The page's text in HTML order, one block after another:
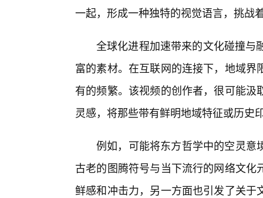
一起，形成一种独特的视觉语言，挑战
全球化进程加速带来的文化碰撞与
富的素材。在互联网的连接下，地域
有的频繁。该视频的创作者，很可能
灵感，将那些带有鲜明地域特征或历史
例如，可能将东方哲学中的空灵意
古老的图腾符号与当下流行的网络文
鲜感和冲击力，另一方面也引发了关